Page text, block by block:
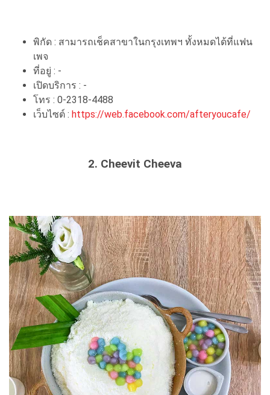
พิกัด : สามารถเช็คสาขาในกรุงเทพฯ ทั้งหมดได้ที่แฟน
เพจ
ที่อยู่ : -
เปิดบริการ : -
โทร : 0-2318-4488
เว็บไซต์ : https://web.facebook.com/afteryoucafe/
2. Cheevit Cheeva